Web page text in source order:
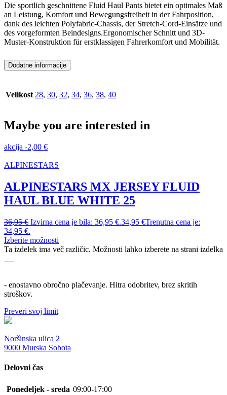
Die sportlich geschnittene Fluid Haul Pants bietet ein optimales Maß
an Leistung, Komfort und Bewegungsfreiheit in der Fahrposition,
dank des leichten Polyfabric-Chassis, der Stretch-Cord-Einsätze und
des vorgeformten Beindesigns.Ergonomischer Schnitt und 3D-
Muster-Konstruktion für erstklassigen Fahrerkomfort und Mobilität.
Dodatne informacije
Velikost 28, 30, 32, 34, 36, 38, 40
Maybe you are interested in
akcija -2,00 €
ALPINESTARS
ALPINESTARS MX JERSEY FLUID
HAUL BLUE WHITE 25
36,95€ Izvirna cena je bila: 36,95 €.34,95 €Trenutna cena je:
34,95 €.
Izberite možnosti
Ta izdelek ima več različic. Možnosti lahko izberete na strani izdelka
- enostavno obročno plačevanje. Hitra odobritev, brez skritih
stroškov.
Preveri svoj limit
Noršinska ulica 2
9000 Murska Sobota
Delovni čas
Ponedeljek - sreda 09:00-17:00